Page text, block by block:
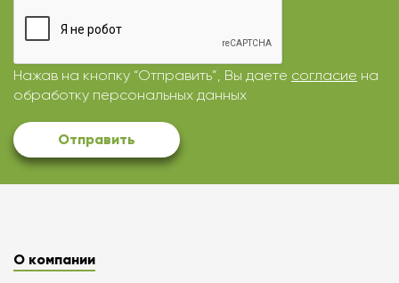
Нажав на кнопку “Отправить”, Вы даете согласие на
обработку персональных данных
Отправить
О компании